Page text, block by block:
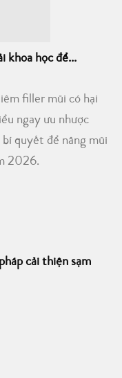
khoa học để...
filler mũi có hại
ngay ưu nhược
quyết để nâng mũi
2026.
cải thiện sạm